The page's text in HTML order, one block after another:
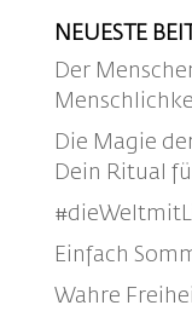
NEUESTE
Der
Die Magie
Dein Ritual
Einfach
Wahre